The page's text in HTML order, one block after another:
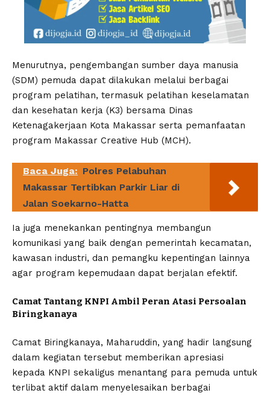
Menurutnya, pengembangan sumber daya manusia
(SDM) pemuda dapat dilakukan melalui berbagai
program pelatihan, termasuk pelatihan keselamatan
dan kesehatan kerja (K3) bersama Dinas
Ketenagakerjaan Kota Makassar serta pemanfaatan
program Makassar Creative Hub (MCH).
Baca Juga: Polres Pelabuhan
Makassar Tertibkan Parkir Liar di
Jalan Soekarno-Hatta
Ia juga menekankan pentingnya membangun
komunikasi yang baik dengan pemerintah kecamatan,
kawasan industri, dan pemangku kepentingan lainnya
agar program kepemudaan dapat berjalan efektif.
Camat Tantang KNPI Ambil Peran Atasi Persoalan
Biringkanaya
Camat Biringkanaya, Maharuddin, yang hadir langsung
dalam kegiatan tersebut memberikan apresiasi
kepada KNPI sekaligus menantang para pemuda untuk
terlibat aktif dalam menyelesaikan berbagai